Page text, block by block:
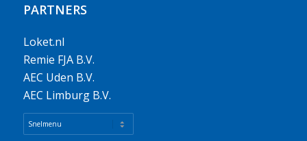
PARTNERS
Loket.nl
Remie FJA B.V.
AEC Uden B.V.
AEC Limburg B.V.